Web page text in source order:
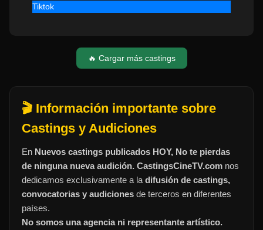
Tiktok
🔥 Cargar más castings
🎬 Información importante sobre
Castings y Audiciones
En Nuevos castings publicados HOY, No te pierdas
de ninguna nueva audición. CastingsCineTV.com nos
dedicamos exclusivamente a la difusión de castings,
convocatorias y audiciones de terceros en diferentes
países.
No somos una agencia ni representante artístico.